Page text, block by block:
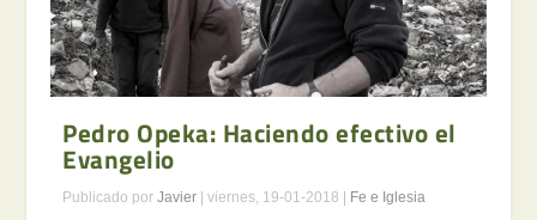
Pedro Opeka: Haciendo efectivo el
Evangelio
Publicado porJavier |viernes, 19-01-2018 Fe e Iglesia